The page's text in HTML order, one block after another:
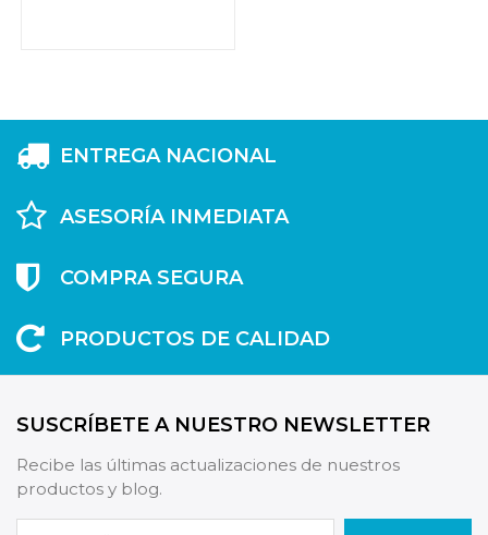
ENTREGA NACIONAL
ASESORÍA INMEDIATA
COMPRA SEGURA
PRODUCTOS DE CALIDAD
SUSCRÍBETE A NUESTRO NEWSLETTER
Recibe las últimas actualizaciones de nuestros
productos y blog.